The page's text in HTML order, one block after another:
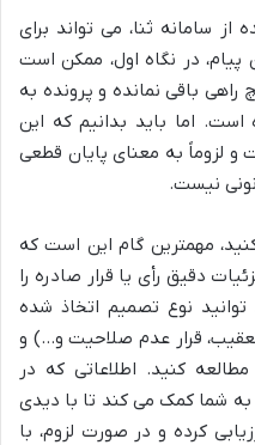
سامانه ثنا، می تواند برای
پیام، در نگاه اول، ممکن است
باقی نمانده و پرونده به
اما باید بدانیم که این
و لزوماً به معنای پایان قطعی
نیست.
مهمترین گام این است که
دقیق رأی یا قرار صادره را
نوع تصمیم اتخاذ شده
قرار عدم صلاحیت و…) و
کنید. اطلاعاتی که در
به شما کمک می کند تا با دیدی
کرده و در صورت لزوم، با